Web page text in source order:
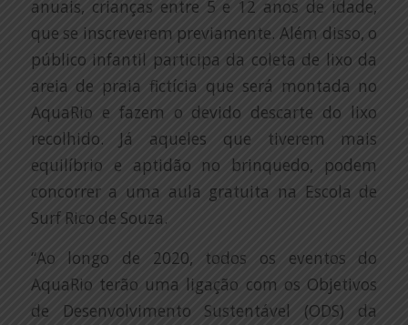
anuais, crianças entre 5 e 12 anos de idade,
que se inscreverem previamente. Além disso, o
público infantil participa da coleta de lixo da
areia de praia fictícia que será montada no
AquaRio e fazem o devido descarte do lixo
recolhido. Já aqueles que tiverem mais
equilíbrio e aptidão no brinquedo, podem
concorrer a uma aula gratuita na Escola de
Surf Rico de Souza.
“Ao longo de 2020, todos os eventos do
AquaRio terão uma ligação com os Objetivos
de Desenvolvimento Sustentável (ODS) da